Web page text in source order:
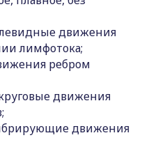
движения
лимфотока;
ребром
движения
движения